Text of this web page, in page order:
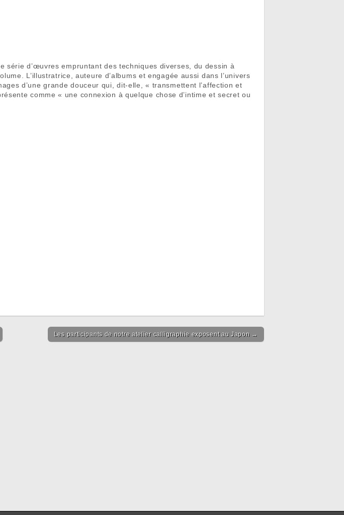
série d’œuvres empruntant des techniques diverses, du dessin à
L’illustratrice, auteure d’albums et engagée aussi dans l’univers
d’une grande douceur qui, dit-elle, « transmettent l’affection et
comme « une connexion à quelque chose d’intime et secret ou
Les participants de notre atelier calligraphie exposent au Japon →